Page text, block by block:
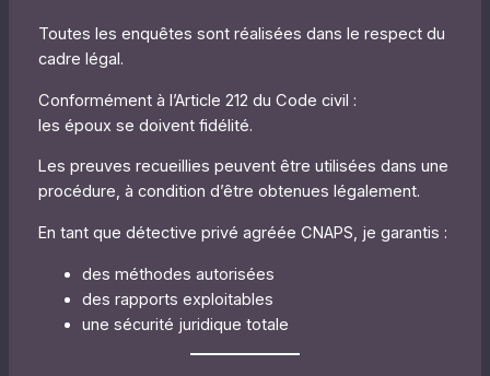
Toutes les enquêtes sont réalisées dans le respect du
cadre légal.
Conformément à l’Article 212 du Code civil :
les époux se doivent fidélité.
Les preuves recueillies peuvent être utilisées dans une
procédure, à condition d’être obtenues légalement.
En tant que détective privé agréée CNAPS, je garantis :
des méthodes autorisées
des rapports exploitables
une sécurité juridique totale